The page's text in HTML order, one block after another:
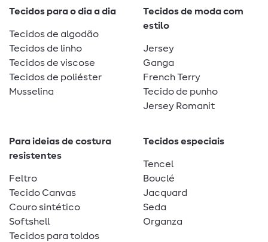
Tecidos para o dia a dia
Tecidos de algodão
Tecidos de linho
Tecidos de viscose
Tecidos de poliéster
Musselina
Tecidos de moda com
estilo
Jersey
Ganga
French Terry
Tecido de punho
Jersey Romanit
Para ideias de costura
resistentes
Feltro
Tecido Canvas
Couro sintético
Softshell
Tecidos para toldos
Tecidos especiais
Tencel
Bouclé
Jacquard
Seda
Organza